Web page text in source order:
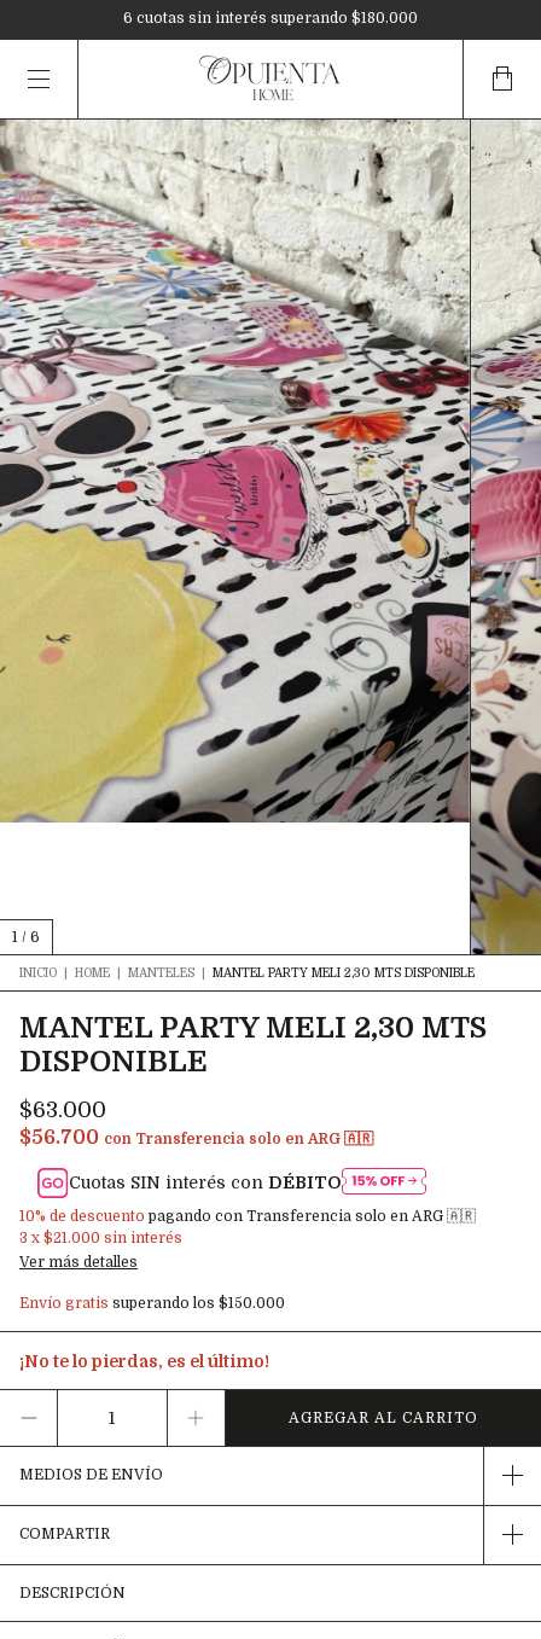
6 cuotas sin interés superando $180.000
1 / 6
INICIO HOME MANTELES MANTEL PARTY MELI 2,30 MTS DISPONIBLE
MANTEL PARTY MELI 2,30 MTS
DISPONIBLE
$63.000
$56.700 con Transferencia solo en ARG 🇦🇷
Cuotas SIN interés conDÉBITO
10% de descuento pagando con Transferencia solo en ARG 🇦🇷
3 x $21.000 sin interés
Ver más detalles
Envío gratis superando los $150.000
¡No te lo pierdas, es el último!
MEDIOS DE ENVÍO
COMPARTIR
DESCRIPCIÓN